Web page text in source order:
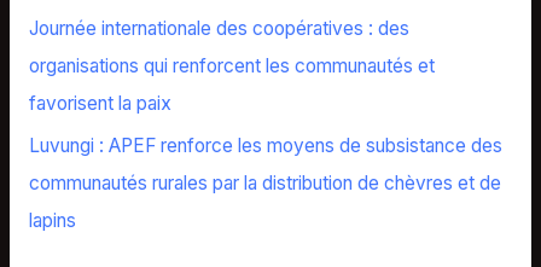
Journée internationale des coopératives : des
organisations qui renforcent les communautés et
favorisent la paix
Luvungi : APEF renforce les moyens de subsistance des
communautés rurales par la distribution de chèvres et de
lapins